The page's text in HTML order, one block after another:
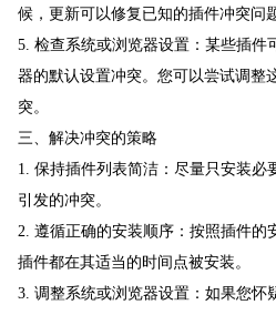
候，更新可以修复已知的插件冲突问
5. 检查系统或浏览器设置：某些插件
器的默认设置冲突。您可以尝试调整
突。
三、解决冲突的策略
1. 保持插件列表简洁：尽量只安装必
引发的冲突。
2. 遵循正确的安装顺序：按照插件的
插件都在其适当的时间点被安装。
3. 调整系统或浏览器设置：如果您怀